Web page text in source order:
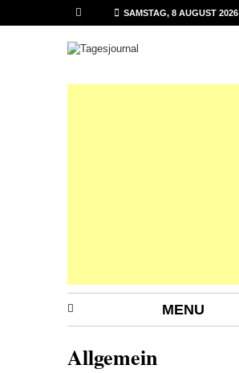
SAMSTAG, 8 AUGUST 2026
MENU
Allgemein